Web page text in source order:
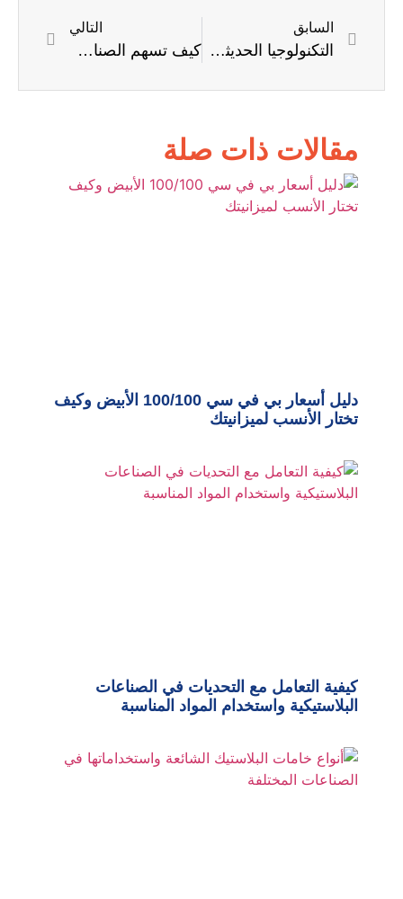
السابق
التكنولوجيا الحديثة في تصنيع PVC المحبب كيف تطورت الصناعة
التالي
كيف تسهم الصناعات البلاستيكية في دعم الاقتصاد المصري والسوداني
مقالات ذات صلة
دليل أسعار بي في سي 100/100 الأبيض وكيف
تختار الأنسب لميزانيتك
كيفية التعامل مع التحديات في الصناعات
البلاستيكية واستخدام المواد المناسبة